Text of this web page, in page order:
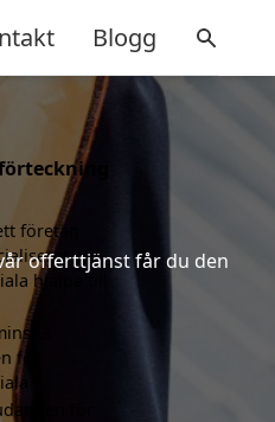
Blogg
offerttjänst får du den
företag
på
hjälpa till
3
för
för